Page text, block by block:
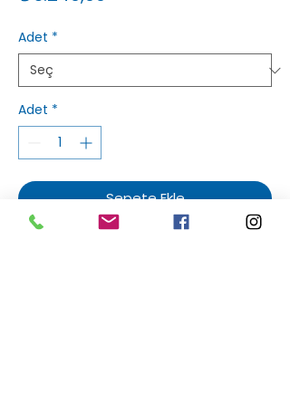
Adet *
Adet *
Sepete Ekle